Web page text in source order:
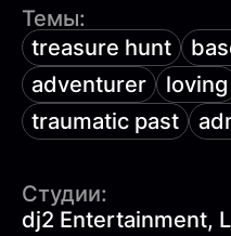
Темы:
treasure hunt
adventurer
loving
traumatic past
Студии:
dj2 Entertainment,